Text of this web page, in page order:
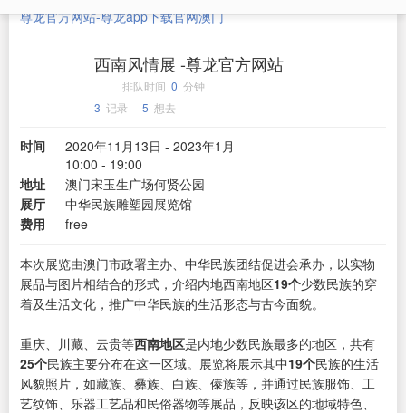
尊龙官方网站-尊龙app下载官网澳门
西南风情展 -尊龙官方网站
排队时间 0 分钟
3 记录 5 想去
时间
2020年11月13日 - 2023年1月
10:00 - 19:00
地址
澳门宋玉生广场何贤公园
展厅
中华民族雕塑园展览馆
费用
free
本次展览由澳门市政署主办、中华民族团结促进会承办，以实物
展品与图片相结合的形式，介绍内地西南地区19个少数民族的穿
着及生活文化，推广中华民族的生活形态与古今面貌。
重庆、川藏、云贵等西南地区是内地少数民族最多的地区，共有
25个民族主要分布在这一区域。展览将展示其中19个民族的生活
风貌照片，如藏族、彝族、白族、傣族等，并通过民族服饰、工
艺纹饰、乐器工艺品和民俗器物等展品，反映该区的地域特色、